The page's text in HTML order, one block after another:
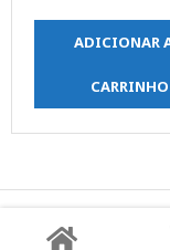
ADICIONAR
CARRINHO
© Copyright
Reservados -